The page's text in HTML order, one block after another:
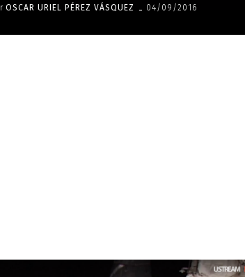
OSCAR URIEL PÉREZ VÁSQUEZ - 04/09/2016